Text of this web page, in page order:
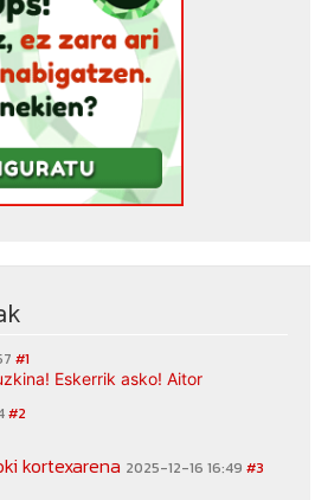
#1
Eskerrik asko! Aitor
#2
kortexarena 2025-12-16 16:49 #3